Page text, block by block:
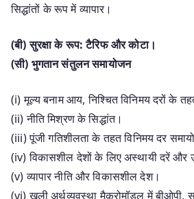
सिद्धांतों के रूप में व्यापार।
(बी) सुरक्षा के रूप: टैरिफ और कोटा।
(सी) भुगतान संतुलन समायोजन
(i) मूल्य बनाम आय, निश्चित विनिमय दरों के
(ii) नीति मिश्रण के सिद्धांत।
(iii) पूंजी गतिशीलता के तहत विनिमय दर
(iv) विकासशील देशों के लिए अस्थायी दरें और
(v) व्यापार नीति और विकासशील देश।
(vi) खुली अर्थव्यवस्था मैक्रोमॉडल में बीओपी,